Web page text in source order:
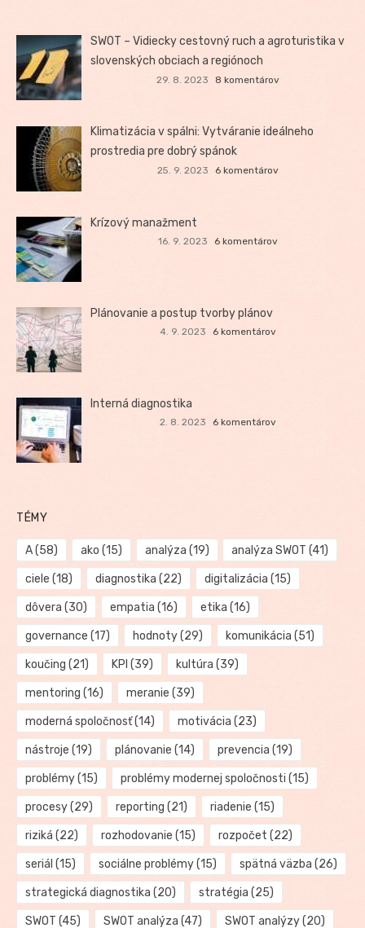
SWOT – Vidiecky cestovný ruch a agroturistika v
slovenských obciach a regiónoch
29. 8. 2023 8 komentárov
Klimatizácia v spálni: Vytváranie ideálneho
prostredia pre dobrý spánok
25. 9. 2023 6 komentárov
Krízový manažment
16. 9. 2023 6 komentárov
Plánovanie a postup tvorby plánov
4. 9. 2023 6 komentárov
Interná diagnostika
2. 8. 2023 6 komentárov
TÉMY
A(58) ako (15) analýza (19) analýza SWOT (41)
ciele (18) diagnostika (22) digitalizácia (15)
dôvera (30) empatia (16) etika (16)
governance (17) hodnoty(29) komunikácia (51)
koučing (21) KPI (39) kultúra (39)
mentoring (16) meranie (39)
moderná spoločnosť(14) motivácia (23)
nástroje (19) plánovanie (14) prevencia (19)
problémy(15) problémy modernej spoločnosti (15)
procesy(29) reporting (21) riadenie (15)
riziká (22) rozhodovanie (15) rozpočet (22)
seriál (15) sociálne problémy(15) spätná väzba (26)
strategická diagnostika (20) stratégia (25)
SWOT (45) SWOT analýza (47) SWOT analýzy(20)